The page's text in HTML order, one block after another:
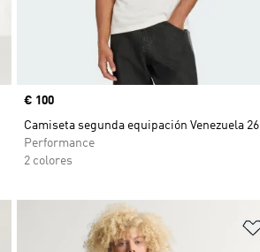
Precio
€ 100
Camiseta segunda equipación Venezuela 26
Performance
2 colores
Añadir a la lista de deseos